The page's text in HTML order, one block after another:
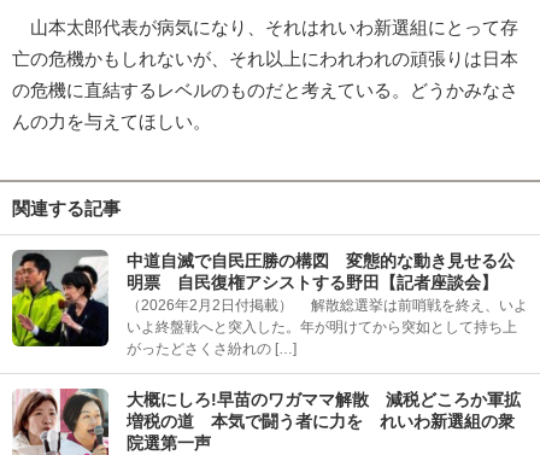
山本太郎代表が病気になり、それはれいわ新選組にとって存
亡の危機かもしれないが、それ以上にわれわれの頑張りは日本
の危機に直結するレベルのものだと考えている。どうかみなさ
んの力を与えてほしい。
関連する記事
中道自滅で自民圧勝の構図 変態的な動き見せる公
明票 自民復権アシストする野田【記者座談会】
（2026年2月2日付掲載） 解散総選挙は前哨戦を終え、いよ
いよ終盤戦へと突入した。年が明けてから突如として持ち上
がったどさくさ紛れの […]
大概にしろ!早苗のワガママ解散 減税どころか軍拡
増税の道 本気で闘う者に力を れいわ新選組の衆
院選第一声